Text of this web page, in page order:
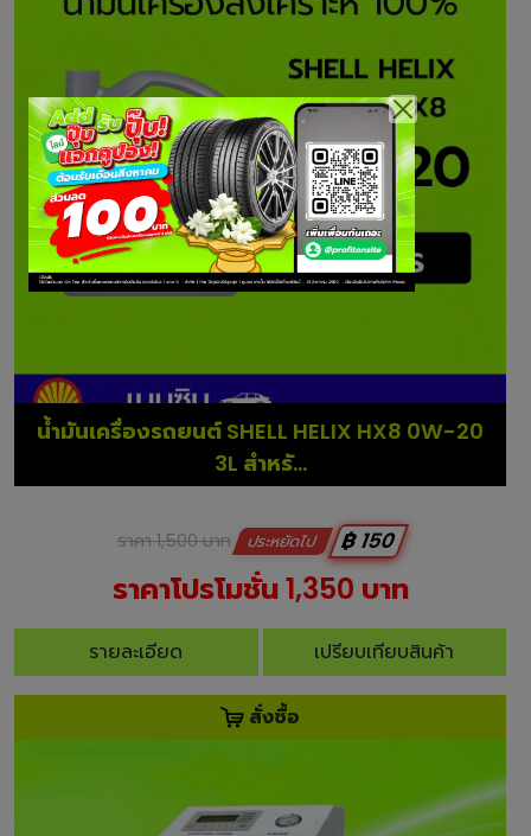
น้ำมันเครื่องรถยนต์ SHELL HELIX HX8 0W-20
3L สำหรั...
ราคา 1,500 บาท ประหยัดไป ฿ 150
ราคาโปรโมชั่น 1,350 บาท
รายละเอียด เปรียบเทียบสินค้า
สั่งซื้อ